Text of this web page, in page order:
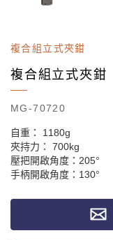
複合組立式夾鉗
複合組立式夾鉗
MG-70720
自重： 1180g
夾持力： 700kg
壓把開啟角度：205°
手柄開啟角度：130°